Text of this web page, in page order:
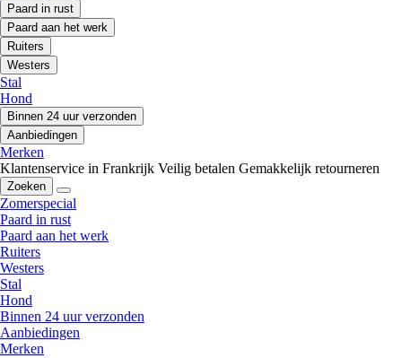
Paard in rust
Paard aan het werk
Ruiters
Westers
Stal
Hond
Binnen 24 uur verzonden
Aanbiedingen
Merken
Klantenservice in Frankrijk Veilig betalen Gemakkelijk retourneren
Zoeken
Zomerspecial
Paard in rust
Paard aan het werk
Ruiters
Westers
Stal
Hond
Binnen 24 uur verzonden
Aanbiedingen
Merken